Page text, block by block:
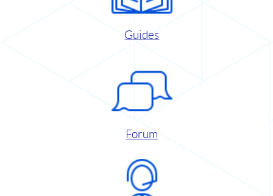
Guides
Forum